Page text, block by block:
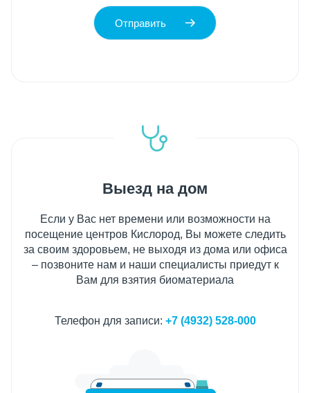
Отправить
Выезд на дом
Если у Вас нет времени или возможности на
посещение центров Кислород, Вы можете следить
за своим здоровьем, не выходя из дома или офиса
– позвоните нам и наши специалисты приедут к
Вам для взятия биоматериала
Телефон для записи: +7 (4932) 528-000